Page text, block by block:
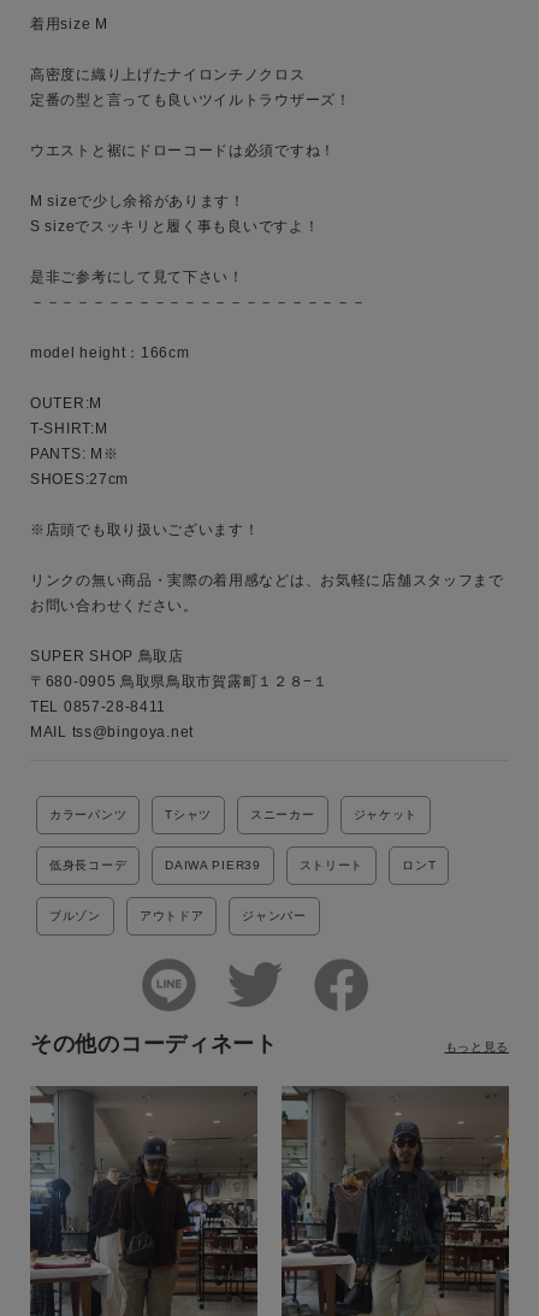
サイズ
着用size M
高密度に織り上げたナイロンチノクロス
定番の型と言っても良いツイルトラウザーズ！
ウエストと裾にドローコードは必須ですね！
M sizeで少し余裕があります！
S sizeでスッキリと履く事も良いですよ！
是非ご参考にして見て下さい！
－－－－－－－－－－－－－－－－－－－－－－
model height：166cm
OUTER:M
T-SHIRT:M
PANTS: M※
SHOES:27cm
※店頭でも取り扱いございます！
リンクの無い商品・実際の着用感などは、お気軽に店舗スタッフまで
お問い合わせください。
SUPER SHOP 鳥取店
〒680-0905 鳥取県鳥取市賀露町１２８−１
TEL 0857-28-8411
カラーパンツ Tシャツ スニーカー ジャケット
低身長コーデ DAIWA PIER39 ストリート ロンT
ブルゾン アウトドア ジャンパー
その他のコーディネート もっと見る